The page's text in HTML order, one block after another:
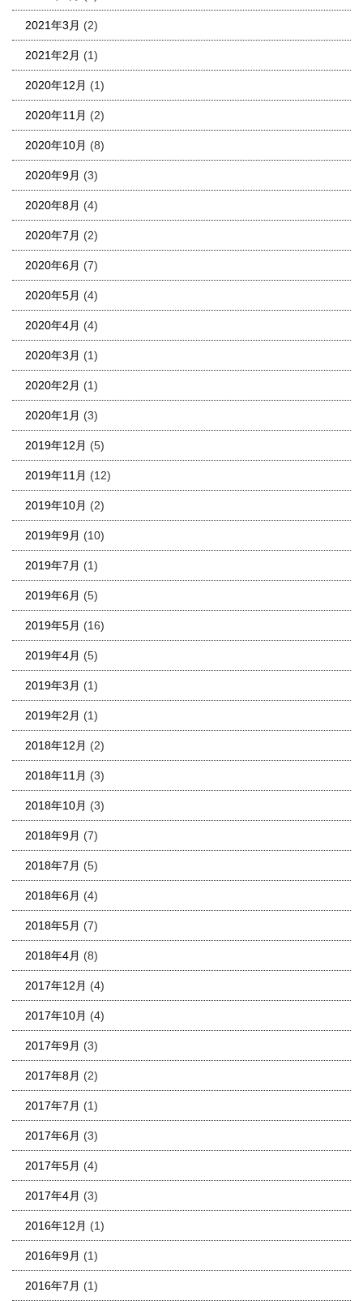
2021年3月 (2)
2021年2月 (1)
2020年12月 (1)
2020年11月 (2)
2020年10月 (8)
2020年9月 (3)
2020年8月 (4)
2020年7月 (2)
2020年6月 (7)
2020年5月 (4)
2020年4月 (4)
2020年3月 (1)
2020年2月 (1)
2020年1月 (3)
2019年12月 (5)
2019年11月 (12)
2019年10月 (2)
2019年9月 (10)
2019年7月 (1)
2019年6月 (5)
2019年5月 (16)
2019年4月 (5)
2019年3月 (1)
2019年2月 (1)
2018年12月 (2)
2018年11月 (3)
2018年10月 (3)
2018年9月 (7)
2018年7月 (5)
2018年6月 (4)
2018年5月 (7)
2018年4月 (8)
2017年12月 (4)
2017年10月 (4)
2017年9月 (3)
2017年8月 (2)
2017年7月 (1)
2017年6月 (3)
2017年5月 (4)
2017年4月 (3)
2016年12月 (1)
2016年9月 (1)
2016年7月 (1)